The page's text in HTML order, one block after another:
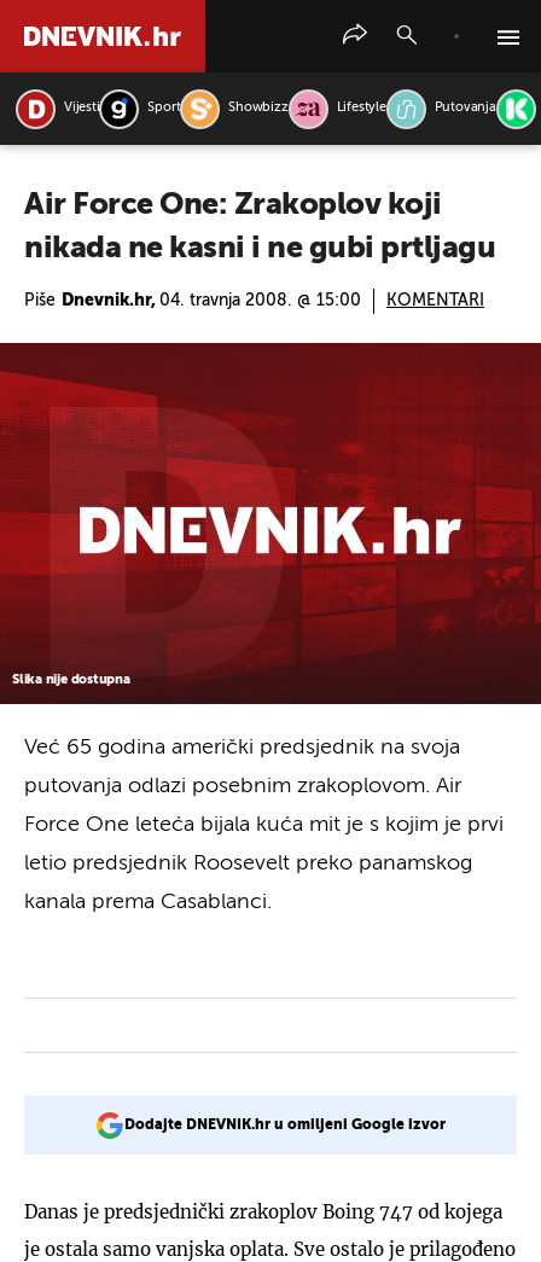
Vijesti Sport Showbizz Lifestyle Putovanja
Air Force One: Zrakoplov koji
nikada ne kasni i ne gubi prtljagu
Piše Dnevnik.hr, 04. travnja 2008. @ 15:00 KOMENTARI
Slika nije dostupna
Već 65 godina američki predsjednik na svoja
putovanja odlazi posebnim zrakoplovom. Air
Force One leteća bijala kuća mit je s kojim je prvi
letio predsjednik Roosevelt preko panamskog
kanala prema Casablanci.
Dodajte DNEVNIK.hr u omiljeni Google izvor
Danas je predsjednički zrakoplov Boing 747 od kojega
je ostala samo vanjska oplata. Sve ostalo je prilagođeno
PRETRAŽITE VIJESTI